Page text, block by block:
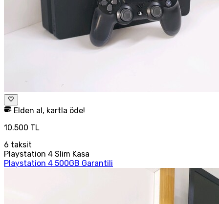
Elden al, kartla öde!
10.500 TL
6 taksit
Playstation 4 Slim Kasa
Playstation 4 500GB Garantili